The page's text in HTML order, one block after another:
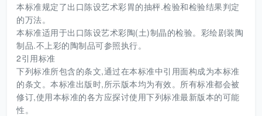
本标准规定了出口陈设艺术彩胃的抽枰.检验和检验结果判定
的万法。
本标准适用于出口陈设艺术彩陶(土)制晶的检验。彩绘剧装陶
制品.不上彩的陶制品可参照执行。
2引用标准
下列标准所包含的条文,通过在本标准中引用面构成为本标准
的条文。本标准出版时,所示版本均为有效。所有标准都会被
修订,使用本标准的各方应探讨使用下列标准最新版本的可能
性。